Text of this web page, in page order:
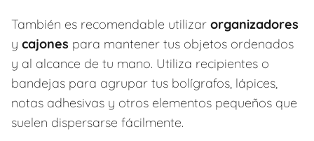
También es recomendable utilizar organizadores
y cajones para mantener tus objetos ordenados
y al alcance de tu mano. Utiliza recipientes o
bandejas para agrupar tus bolígrafos, lápices,
notas adhesivas y otros elementos pequeños que
suelen dispersarse fácilmente.